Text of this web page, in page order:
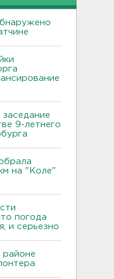
заседание
9-летнего
на "Коле"
погода
и серьезно